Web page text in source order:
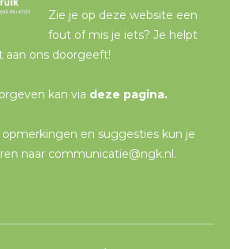
Zie je op deze website een
fout of mis je iets? Je helpt
aan ons doorgeeft!
kan via deze pagina.
opmerkingen en suggesties kun je
naar communicatie@ngk.nl.